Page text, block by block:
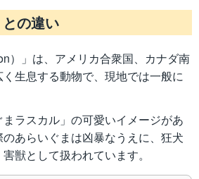
との違い
）」は、アメリカ合衆国、カナダ南
生息する動物で、現地では一般に
ラスカル」の可愛いイメージがあ
あらいぐまは凶暴なうえに、狂犬
獣として扱われています。